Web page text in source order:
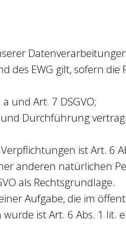
des EWG gilt, sofern die
und Art. 7 DSGVO;
Durchführung
ist Art. 6
anderen natürlichen
als Rechtsgrundlage.
Aufgabe, die im
ist Art. 6 Abs. 1 lit. e